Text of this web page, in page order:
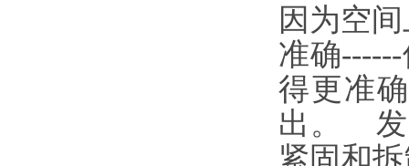
因为空间
准确------
得更准
出。
紧固和